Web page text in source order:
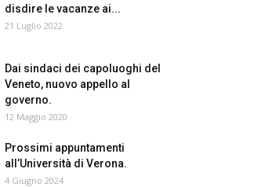
disdire le vacanze ai...
21 Luglio 2022
Dai sindaci dei capoluoghi del
Veneto, nuovo appello al
governo.
12 Maggio 2020
Prossimi appuntamenti
all’Università di Verona.
4 Giugno 2024